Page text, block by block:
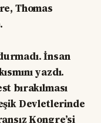
Thomas
İnsan
yazdı.
bırakılması
Devletlerinde
Kongre’si